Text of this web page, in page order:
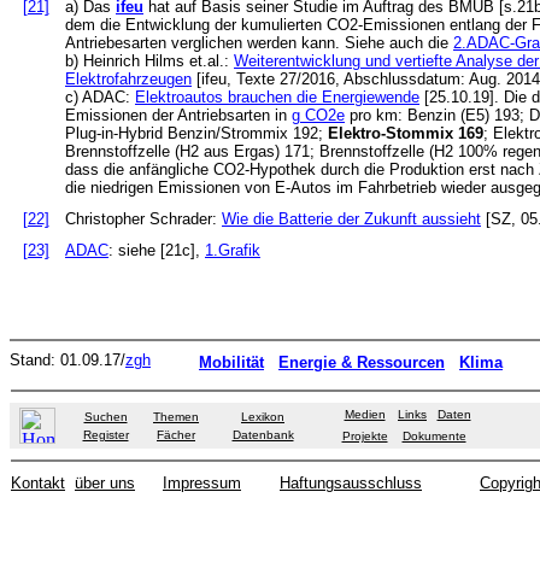
[21]
a) Das ifeu hat auf Basis seiner Studie im Auftrag des BMUB
dem die Entwicklung der kumulierten CO2-Emissionen entlang der
Antriebesarten verglichen werden kann. Siehe auch die 2.ADAC-
b) Heinrich Hilms et.al.: Weiterentwicklung und vertiefte Analyse
Elektrofahrzeugen [ifeu, Texte 27/2016, Abschlussdatum: Aug.
c) ADAC: Elektroautos brauchen die Energiewende [25.10.19]. Die
Emissionen der Antriebsarten in g CO2e pro km: Benzin (E5) 193;
Plug-in-Hybrid Benzin/Strommix 192; Elektro-Stommix 169;
Brennstoffzelle (H2 aus Ergas) 171; Brennstoffzelle (H2 100%
dass die anfängliche CO2-Hypothek durch die Produktion erst
die niedrigen Emissionen von E-Autos im Fahrbetrieb wieder
[22]
Christopher Schrader: Wie die Batterie der Zukunft aussieht [SZ,
[23]
ADAC: siehe [21c], 1.Grafik
Stand: 01.09.17/zgh Mobilität Energie & Ressourcen Klima
Suchen Themen
Lexikon
Register
Fächer Datenbank
Medien Links
Daten
Projekte
Dokumente
Kontakt über uns Impressum Haftungsausschluss